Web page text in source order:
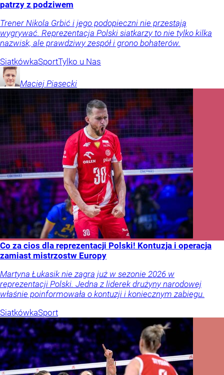
patrzy z podziwem
Trener Nikola Grbić i jego podopieczni nie przestają
wygrywać. Reprezentacja Polski siatkarzy to nie tylko kilka
nazwisk, ale prawdziwy zespół i grono bohaterów.
SiatkówkaSportTylko u Nas
Maciej Piasecki
Co za cios dla reprezentacji Polski! Kontuzja i operacja
zamiast mistrzostw Europy
Martyna Łukasik nie zagra już w sezonie 2026 w
reprezentacji Polski. Jedna z liderek drużyny narodowej
właśnie poinformowała o kontuzji i koniecznym zabiegu.
SiatkówkaSport